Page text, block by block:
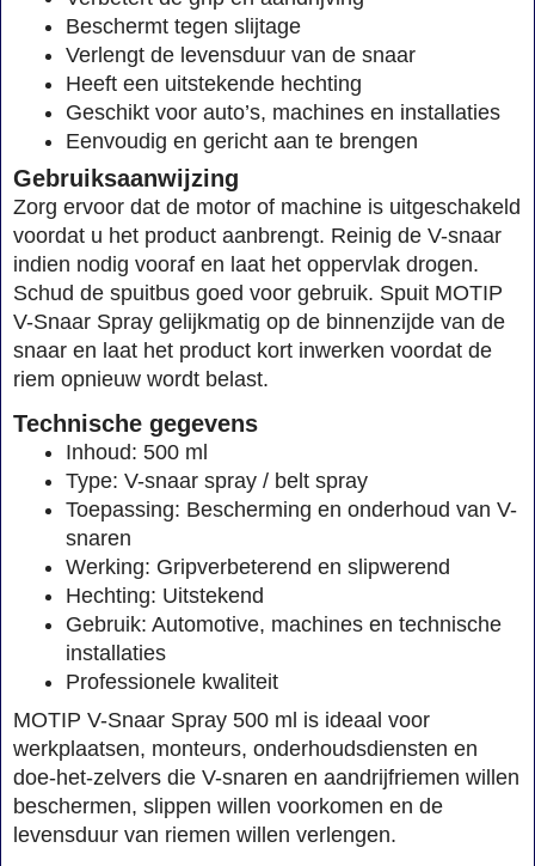
Beschermt tegen slijtage
Verlengt de levensduur van de snaar
Heeft een uitstekende hechting
Geschikt voor auto’s, machines en installaties
Eenvoudig en gericht aan te brengen
Gebruiksaanwijzing
Zorg ervoor dat de motor of machine is uitgeschakeld
voordat u het product aanbrengt. Reinig de V-snaar
indien nodig vooraf en laat het oppervlak drogen.
Schud de spuitbus goed voor gebruik. Spuit MOTIP
V-Snaar Spray gelijkmatig op de binnenzijde van de
snaar en laat het product kort inwerken voordat de
riem opnieuw wordt belast.
Technische gegevens
Inhoud: 500 ml
Type: V-snaar spray / belt spray
Toepassing: Bescherming en onderhoud van V-
snaren
Werking: Gripverbeterend en slipwerend
Hechting: Uitstekend
Gebruik: Automotive, machines en technische
installaties
Professionele kwaliteit
MOTIP V-Snaar Spray 500 ml is ideaal voor
werkplaatsen, monteurs, onderhoudsdiensten en
doe-het-zelvers die V-snaren en aandrijfriemen willen
beschermen, slippen willen voorkomen en de
levensduur van riemen willen verlengen.